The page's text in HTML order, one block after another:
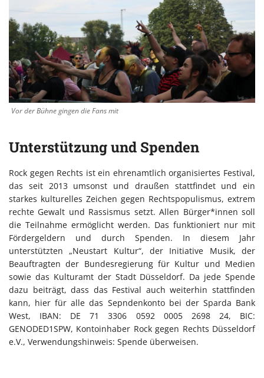
Vor der Bühne gingen die Fans mit
Unterstützung und Spenden
Rock gegen Rechts ist ein ehrenamtlich organisiertes Festival,
das seit 2013 umsonst und draußen stattfindet und ein
starkes kulturelles Zeichen gegen Rechtspopulismus, extrem
rechte Gewalt und Rassismus setzt. Allen Bürger*innen soll
die Teilnahme ermöglicht werden. Das funktioniert nur mit
Fördergeldern und durch Spenden. In diesem Jahr
unterstützten „Neustart Kultur“, der Initiative Musik, der
Beauftragten der Bundesregierung für Kultur und Medien
sowie das Kulturamt der Stadt Düsseldorf. Da jede Spende
dazu beiträgt, dass das Festival auch weiterhin stattfinden
kann, hier für alle das Sepndenkonto bei der Sparda Bank
West, IBAN: DE 71 3306 0592 0005 2698 24, BIC:
GENODED1SPW, Kontoinhaber Rock gegen Rechts Düsseldorf
e.V., Verwendungshinweis: Spende überweisen.